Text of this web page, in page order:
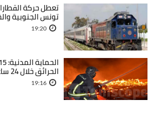
تعطل حركة
تونس الجنوبية
19:20
الحرائق خلال 24 ساعة
19:16